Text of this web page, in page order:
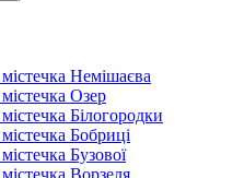
Немішаєва
Озер
Білогородки
Бобриці
Бузової